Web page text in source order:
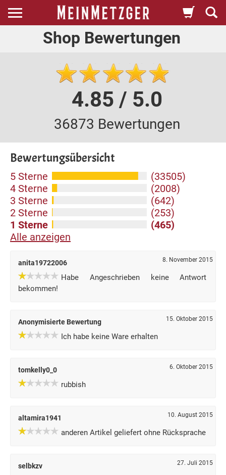
Shop Bewertungen
4.85 / 5.0
36873 Bewertungen
Bewertungsübersicht
5 Sterne
(33505)
4 Sterne
(2008)
3 Sterne
(642)
2 Sterne
(253)
1 Sterne
(465)
Alle anzeigen
anita19722006 8. November 2015
Habe Angeschrieben keine Antwort
bekommen!
Anonymisierte Bewertung 15. Oktober 2015
Ich habe keine Ware erhalten
tomkelly0_0 6. Oktober 2015
rubbish
altamira1941 10. August 2015
anderen Artikel geliefert ohne Rücksprache
selbkzv 27. Juli 2015